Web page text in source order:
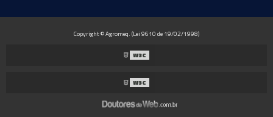
Copyright © Agromeq. (Lei 9610 de 19/02/1998)
W3C
W3C